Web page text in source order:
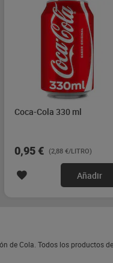
Coca-Cola 330 ml
0,95 € (2,88 €/LITRO)
Añadir
de Cola. Todos los productos